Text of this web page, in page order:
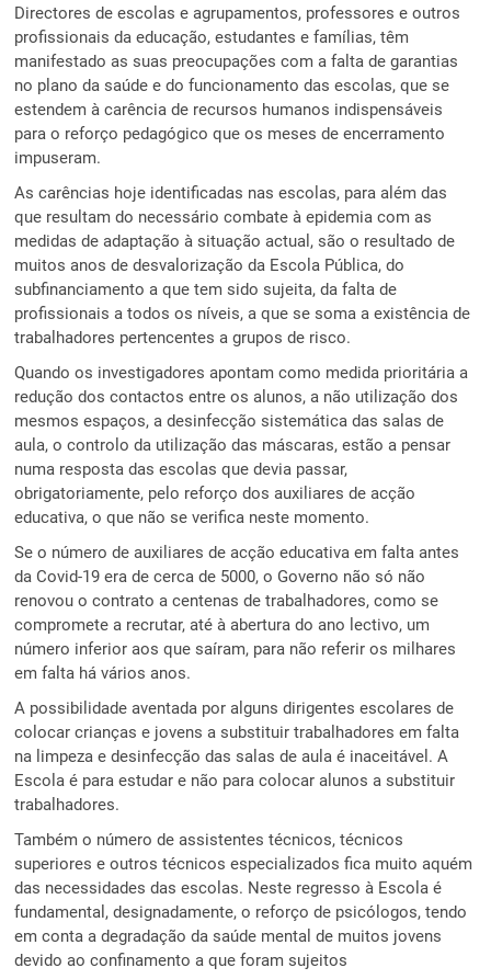
Directores de escolas e agrupamentos, professores e outros
profissionais da educação, estudantes e famílias, têm
manifestado as suas preocupações com a falta de garantias
no plano da saúde e do funcionamento das escolas, que se
estendem à carência de recursos humanos indispensáveis
para o reforço pedagógico que os meses de encerramento
impuseram.
As carências hoje identificadas nas escolas, para além das
que resultam do necessário combate à epidemia com as
medidas de adaptação à situação actual, são o resultado de
muitos anos de desvalorização da Escola Pública, do
subfinanciamento a que tem sido sujeita, da falta de
profissionais a todos os níveis, a que se soma a existência de
trabalhadores pertencentes a grupos de risco.
Quando os investigadores apontam como medida prioritária a
redução dos contactos entre os alunos, a não utilização dos
mesmos espaços, a desinfecção sistemática das salas de
aula, o controlo da utilização das máscaras, estão a pensar
numa resposta das escolas que devia passar,
obrigatoriamente, pelo reforço dos auxiliares de acção
educativa, o que não se verifica neste momento.
Se o número de auxiliares de acção educativa em falta antes
da Covid-19 era de cerca de 5000, o Governo não só não
renovou o contrato a centenas de trabalhadores, como se
compromete a recrutar, até à abertura do ano lectivo, um
número inferior aos que saíram, para não referir os milhares
em falta há vários anos.
A possibilidade aventada por alguns dirigentes escolares de
colocar crianças e jovens a substituir trabalhadores em falta
na limpeza e desinfecção das salas de aula é inaceitável. A
Escola é para estudar e não para colocar alunos a substituir
trabalhadores.
Também o número de assistentes técnicos, técnicos
superiores e outros técnicos especializados fica muito aquém
das necessidades das escolas. Neste regresso à Escola é
fundamental, designadamente, o reforço de psicólogos, tendo
em conta a degradação da saúde mental de muitos jovens
devido ao confinamento a que foram sujeitos